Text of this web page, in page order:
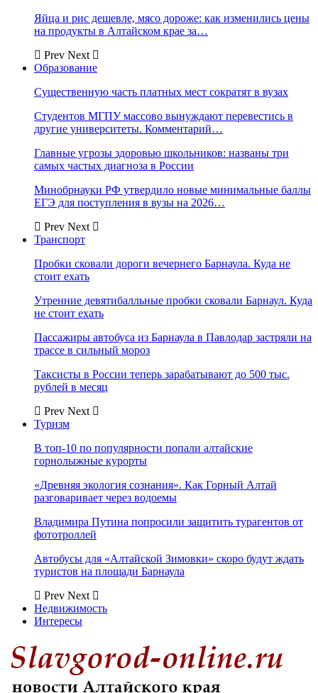
Яйца и рис дешевле, мясо дороже: как изменились цены
на продукты в Алтайском крае за…
Prev Next
Образование
Существенную часть платных мест сократят в вузах
Студентов МГПУ массово вынуждают перевестись в
другие университеты. Комментарий…
Главные угрозы здоровью школьников: названы три
самых частых диагноза в России
Минобрнауки РФ утвердило новые минимальные баллы
ЕГЭ для поступления в вузы на 2026…
Prev Next
Транспорт
Пробки сковали дороги вечернего Барнаула. Куда не
стоит ехать
Утренние девятибалльные пробки сковали Барнаул. Куда
не стоит ехать
Пассажиры автобуса из Барнаула в Павлодар застряли на
трассе в сильный мороз
Таксисты в России теперь зарабатывают до 500 тыс.
рублей в месяц
Prev Next
Туризм
В топ-10 по популярности попали алтайские
горнолыжные курорты
«Древняя экология сознания». Как Горный Алтай
разговаривает через водоемы
Владимира Путина попросили защитить турагентов от
фототроллей
Автобусы для «Алтайской Зимовки» скоро будут ждать
туристов на площади Барнаула
Prev Next
Недвижимость
Интересы